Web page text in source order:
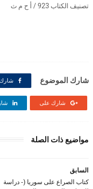
تصنيف الكتاب 923 / أ ح م ث
إعداد لؤي
شارك الموضوع
شارك على
مواضيع ذات الصلة
السابق
كتاب الصراع على سوريا (- دراسة